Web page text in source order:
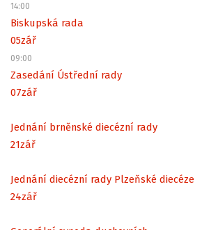
14:00
Biskupská rada
05zář
09:00
Zasedání Ústřední rady
07zář
Jednání brněnské diecézní rady
21zář
Jednání diecézní rady Plzeňské diecéze
24zář